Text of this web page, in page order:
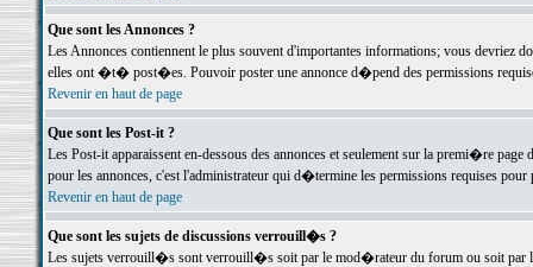
Que sont les Annonces ?
Les Annonces contiennent le plus souvent d'importantes informations; vous devriez
elles ont �t� post�es. Pouvoir poster une annonce d�pend des permissions
Revenir en haut de page
Que sont les Post-it ?
Les Post-it apparaissent en-dessous des annonces et seulement sur la premi�re
pour les annonces, c'est l'administrateur qui d�termine les permissions requises pour
Revenir en haut de page
Que sont les sujets de discussions verrouill�s ?
Les sujets verrouill�s sont verrouill�s soit par le mod�rateur du forum ou soit par